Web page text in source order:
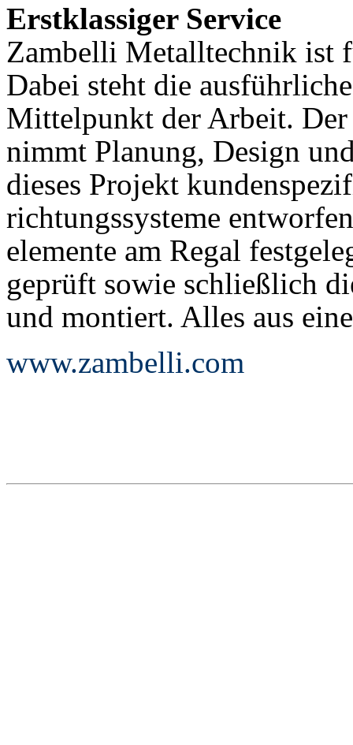
Erstklassiger Service
Zambelli Metalltechnik ist
Dabei steht die
Mittelpunkt der Arbeit.
nimmt Planung, Design
dieses Pro­jekt
rich­tungs­systeme
elemente am Regal
geprüft sowie schließlich
und montiert. Alles aus
www.zambelli.com